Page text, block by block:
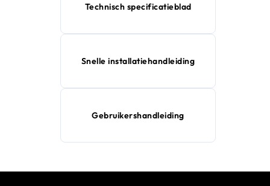
Technisch specificatieblad
Snelle installatiehandleiding
Gebruikershandleiding